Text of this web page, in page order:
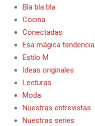
Bla bla bla
Cocina
Conectadas
Esa mágica tendencia
Estilo M
Ideas originales
Lecturas
Moda
Nuestras entrevistas
Nuestras series